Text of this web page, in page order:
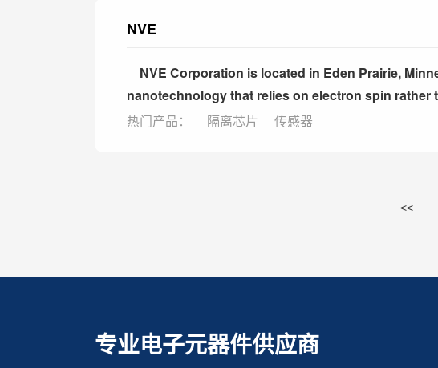
NVE
NVE Corporation is located in Eden Prairie,
nanotechnology that relies on electron spin rather
热门产品：
隔离芯片 传感器
<<
专业电子元器件供应商